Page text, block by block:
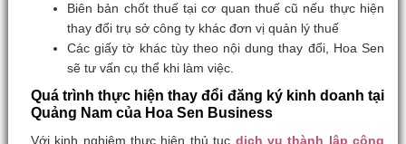
Biên bản chốt thuế tại cơ quan thuế cũ nếu thực hiện
thay đổi trụ sở công ty khác đơn vị quản lý thuế
Các giấy tờ khác tùy theo nội dung thay đổi, Hoa Sen
sẽ tư vấn cụ thể khi làm việc.
Quá trình thực hiện thay đổi đăng ký kinh doanh tại
Quảng Nam của Hoa Sen Business
Với kinh nghiệm thực hiện thủ tục dịch vụ thành lập công